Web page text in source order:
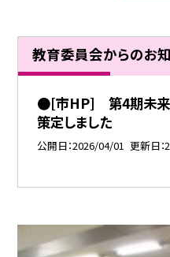
教育委員会からのお
●[市HP] 第4期未来
策定しました
公開日 2026/04/01 更新日